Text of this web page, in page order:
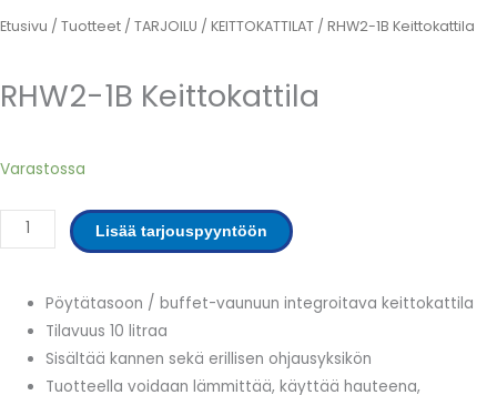
Etusivu / Tuotteet / TARJOILU / KEITTOKATTILAT / RHW2-1B Keittokattila
RHW2-1B Keittokattila
Varastossa
RHW2-
Keittokattila
määrä
Lisää tarjouspyyntöön
Pöytätasoon / buffet-vaunuun integroitava keittokattila
Tilavuus 10 litraa
Sisältää kannen sekä erillisen ohjausyksikön
Tuotteella voidaan lämmittää, käyttää hauteena,